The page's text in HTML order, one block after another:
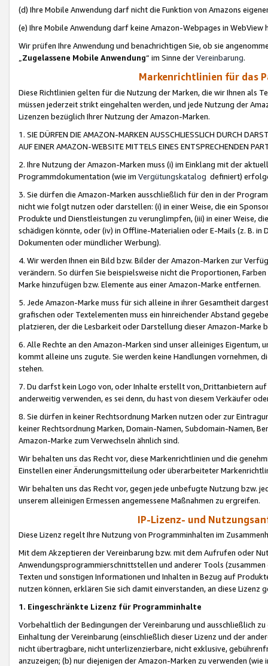
(d) Ihre Mobile Anwendung darf nicht die Funktion von Amazons
(e) Ihre Mobile Anwendung darf keine Amazon-Webpages in WebView
Wir prüfen Ihre Anwendung und benachrichtigen Sie, ob sie
„Zugelassene Mobile Anwendung“ im Sinne derVereinbarung.
Markenrichtlinien für das
Diese Richtlinien gelten für die Nutzung der Marken, die wir Ihnen als
müssen jederzeit strikt eingehalten werden, und jede Nutzung der
Lizenzen bezüglich Ihrer Nutzung der Amazon-Marken.
1. SIE DÜRFEN DIE AMAZON-MARKEN AUSSCHLIESSLICH DURCH
AUF EINER AMAZON-WEBSITE MITTELS EINES ENTSPRECHENDEN
2. Ihre Nutzung der Amazon-Marken muss (i) im Einklang mit der
Programmdokumentation (wie im Vergütungskatalog definiert)
3. Sie dürfen die Amazon-Marken ausschließlich für den in der
nicht wie folgt nutzen oder darstellen: (i) in einer Weise, die ein
Produkte und Dienstleistungen zu verunglimpfen, (iii) in einer Weise,
schädigen könnte, oder (iv) in Offline-Materialien oder E-Mails (z. B. in
Dokumenten oder mündlicher Werbung).
4. Wir werden Ihnen ein Bild bzw. Bilder der Amazon-Marken zur
verändern. So dürfen Sie beispielsweise nicht die Proportionen,
Marke hinzufügen bzw. Elemente aus einer Amazon-Marke entfernen.
5. Jede Amazon-Marke muss für sich alleine in ihrer Gesamtheit
grafischen oder Textelementen muss ein hinreichender Abstand
platzieren, der die Lesbarkeit oder Darstellung dieser Amazon-Marke
6. Alle Rechte an den Amazon-Marken sind unser alleiniges
kommt alleine uns zugute. Sie werden keine Handlungen vornehmen,
stehen.
7. Du darfst kein Logo von, oder Inhalte erstellt von,Drittanbietern auf
anderweitig verwenden, es sei denn, du hast von diesem Verkäufer
8. Sie dürfen in keiner Rechtsordnung Marken nutzen oder zur
keiner Rechtsordnung Marken, Domain-Namen, Subdomain-Namen,
Amazon-Marke zum Verwechseln ähnlich sind.
Wir behalten uns das Recht vor, diese Markenrichtlinien und die
Einstellen einer Änderungsmitteilung oder überarbeiteter
Wir behalten uns das Recht vor, gegen jede unbefugte Nutzung bzw.
unserem alleinigen Ermessen angemessene Maßnahmen zu ergreifen.
IP-Lizenz- und
Diese Lizenz regelt Ihre Nutzung von Programminhalten im
Mit dem Akzeptieren der Vereinbarung bzw. mit dem Aufrufen oder
Anwendungsprogrammierschnittstellen und anderer Tools (zusammen
Texten und sonstigen Informationen und Inhalten in Bezug auf
nutzen können, erklären Sie sich damit einverstanden, an diese Lizenz
1. Eingeschränkte Lizenz für Programminhalte
Vorbehaltlich der Bedingungen der Vereinbarung und ausschließlich
Einhaltung der Vereinbarung (einschließlich dieser Lizenz und der
nicht übertragbare, nicht unterlizenzierbare, nicht exklusive,
anzuzeigen; (b) nur diejenigen der Amazon-Marken zu verwenden